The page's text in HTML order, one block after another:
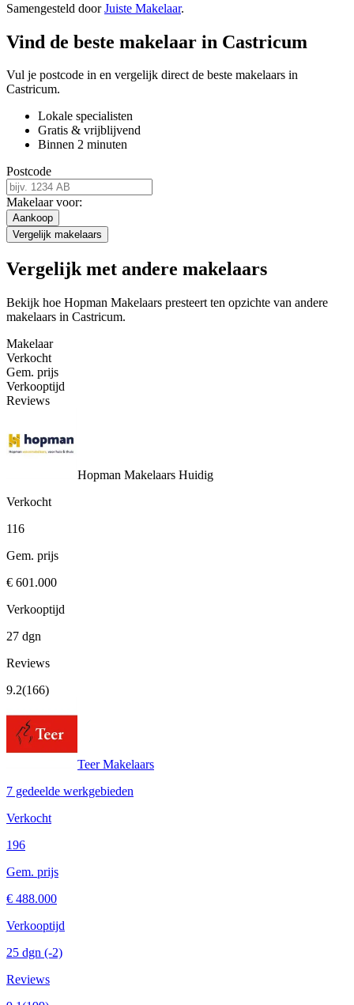
Samengesteld doorJuiste Makelaar.
Vind de beste makelaar in Castricum
Vul je postcode in en vergelijk direct de beste makelaars in
Castricum.
Lokale specialisten
Gratis & vrijblijvend
Binnen 2 minuten
Postcode
Makelaar voor:
Aankoop
Vergelijk makelaars
Vergelijk met andere makelaars
Bekijk hoe Hopman Makelaars presteert ten opzichte van andere
makelaars in Castricum.
Makelaar
Verkocht
Gem. prijs
Verkooptijd
Reviews
Hopman Makelaars Huidig
Verkocht
116
Gem. prijs
€ 601.000
Verkooptijd
27 dgn
Reviews
9.2(166)
Teer Makelaars
7 gedeelde werkgebieden
Verkocht
196
Gem. prijs
€ 488.000
Verkooptijd
25 dgn (-2)
Reviews